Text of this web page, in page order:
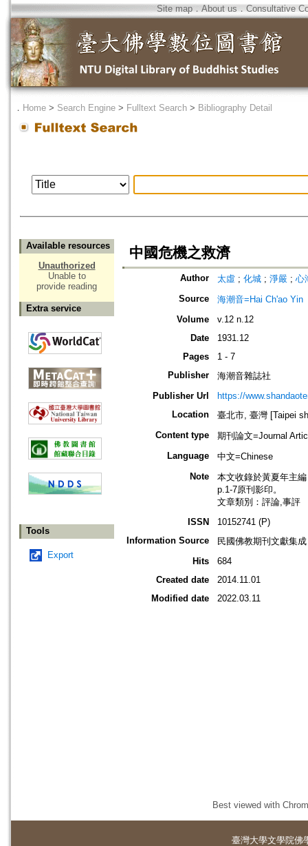
Site map．About us ． Consultative
． Home > Search Engine > Fulltext Search > Bibliography Detail
Available resources
Unauthorized
Unable to
provide reading
Extra service
Tools
Export
中國危機之救濟
Author 太虛 ; 化城 ; 淨嚴 ; 心
Source
海潮音=Hai Ch'ao Yin
Volume
v.12 n.12
Date
1931.12
Pages
1 - 7
Publisher
海潮音雜誌社
Publisher Url
https://
Location
臺北市, 臺灣 [Taipei
Content type
期刊論文=Journal
Language
中文=Chinese
Note
本文收錄於黃夏年主
p.1-7原刊影印。
文章類別：評論,事評
ISSN
10152741 (P)
Information Source
民國佛教期刊文獻集
Hits
684
Created date
2014.11.01
Modified date
2022.03.11
Best viewed with
臺灣大學文學院佛